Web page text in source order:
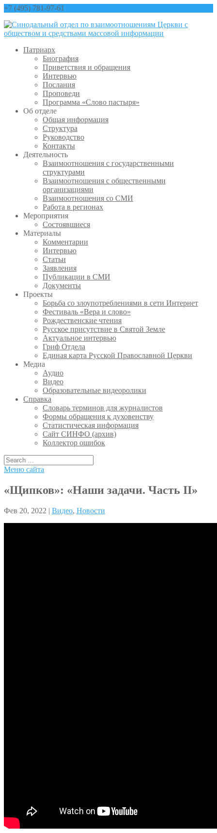
+7 (495) 781-97-61
Патриарх
Биография
Приветствия и обращения
Интервью
Послания
Проповеди
Программа «Слово пастыря»
Об отделе
Общая информация
Структура
Руководство
Контакты
Деятельность
Взаимоотношения с государственными
структурами
Взаимоотношения с общественными
организациями
Взаимоотношения со СМИ
Работа в регионах
Мероприятия
Состоявшиеся
Материалы
Комментарии
Интервью
Статьи
Заявления
Публикации в СМИ
Документы
Проекты
Борьба со злоупотреблениями в сети Интернет
Фестиваль «Вера и слово»
Рождественские чтения
Русское присутствие в Святой Земле
Актуальное интервью
Гриф Отдела
Единая карта Русской Православной Церкви
Медиа
Аудио
Видео
Образовательные видеоролики
Справка
Словарь терминов для журналистов
Формы обращения к духовенству
Статистическая информация
Сайт СИНФО (архив)
Коллектор ошибок
Меню сайта
«Щипков»: «Наши задачи. Часть II»
Фев 20, 2022 | Видео, Новости